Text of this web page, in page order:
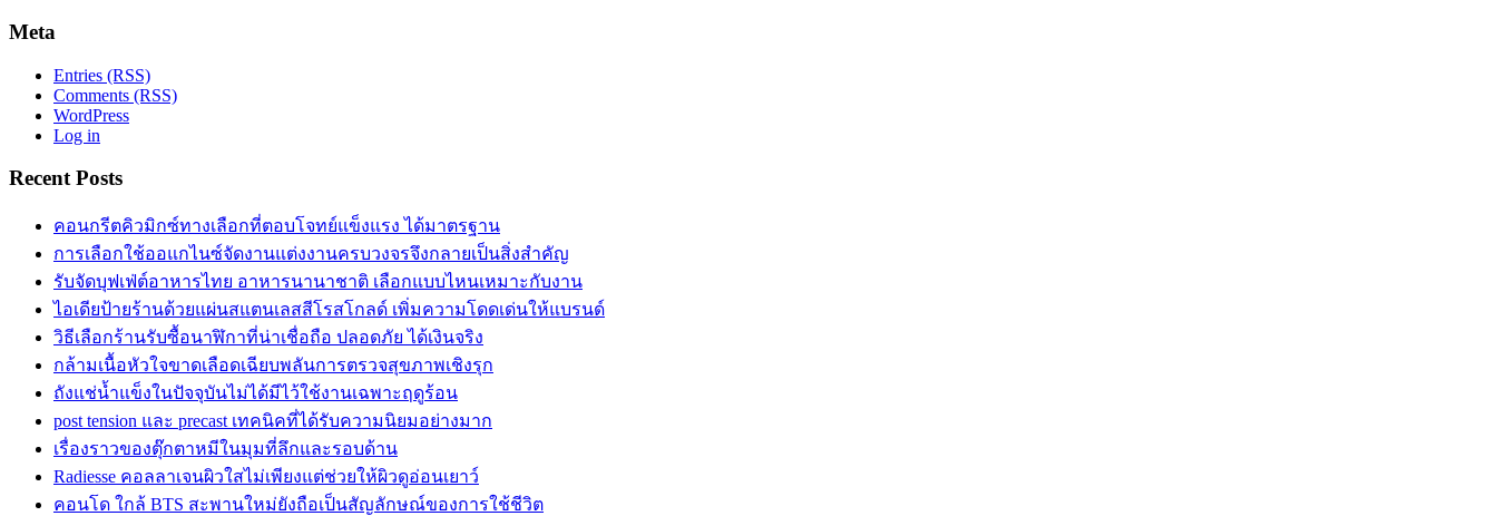
Meta
Entries (RSS)
Comments (RSS)
WordPress
Log in
Recent Posts
คอนกรีตคิวมิกซ์ทางเลือกที่ตอบโจทย์แข็งแรง ได้มาตรฐาน
การเลือกใช้ออแกไนซ์จัดงานแต่งงานครบวงจรจึงกลายเป็นสิ่งสำคัญ
รับจัดบุฟเฟ่ต์อาหารไทย อาหารนานาชาติ เลือกแบบไหนเหมาะกับงาน
ไอเดียป้ายร้านด้วยแผ่นสแตนเลสสีโรสโกลด์ เพิ่มความโดดเด่นให้แบรนด์
วิธีเลือกร้านรับซื้อนาฬิกาที่น่าเชื่อถือ ปลอดภัย ได้เงินจริง
กล้ามเนื้อหัวใจขาดเลือดเฉียบพลันการตรวจสุขภาพเชิงรุก
ถังแช่น้ำแข็งในปัจจุบันไม่ได้มีไว้ใช้งานเฉพาะฤดูร้อน
post tension และ precast เทคนิคที่ได้รับความนิยมอย่างมาก
เรื่องราวของตุ๊กตาหมีในมุมที่ลึกและรอบด้าน
Radiesse คอลลาเจนผิวใสไม่เพียงแต่ช่วยให้ผิวดูอ่อนเยาว์
คอนโด ใกล้ BTS สะพานใหม่ยังถือเป็นสัญลักษณ์ของการใช้ชีวิต